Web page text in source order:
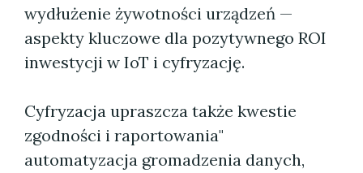
wydłużenie żywotności urządzeń —
aspekty kluczowe dla pozytywnego ROI
inwestycji w IoT i cyfryzację.
Cyfryzacja upraszcza także kwestie
zgodności i raportowania"
automatyzacja gromadzenia danych,